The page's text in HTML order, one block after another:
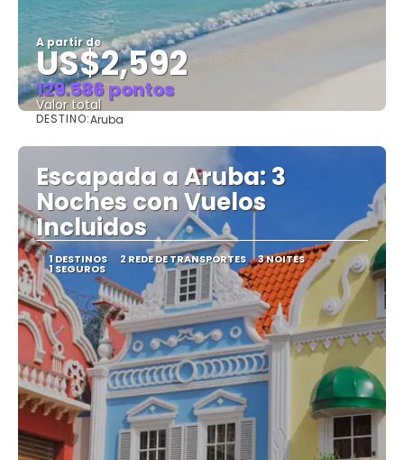
A partir de
US$2,592
129.586 pontos
Valor total
DESTINO:Aruba
Escapada a Aruba: 3
Noches con Vuelos
Incluidos
1 DESTINOS 2 REDE DE TRANSPORTES 3 NOITES
1 SEGUROS